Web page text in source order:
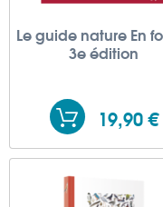
Le guide nature En
3e édition
19,90 €